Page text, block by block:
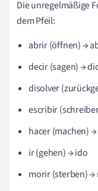
Die unregelmäßige
dem Pfeil:
abrir (öffnen) →
decir (sagen) →
disolver
escribir
hacer (machen)
ir (gehen) → ido
morir (sterben) →